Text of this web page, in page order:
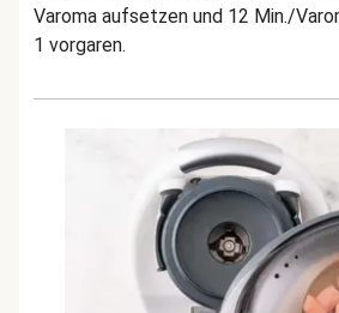
Varoma aufsetzen und 12 Min./
1 vorgaren.